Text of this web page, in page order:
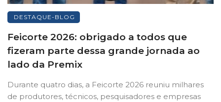
DESTAQUE-BLOG
Feicorte 2026: obrigado a todos que
fizeram parte dessa grande jornada ao
lado da Premix
Durante quatro dias, a Feicorte 2026 reuniu milhares
de produtores, técnicos, pesquisadores e empresas